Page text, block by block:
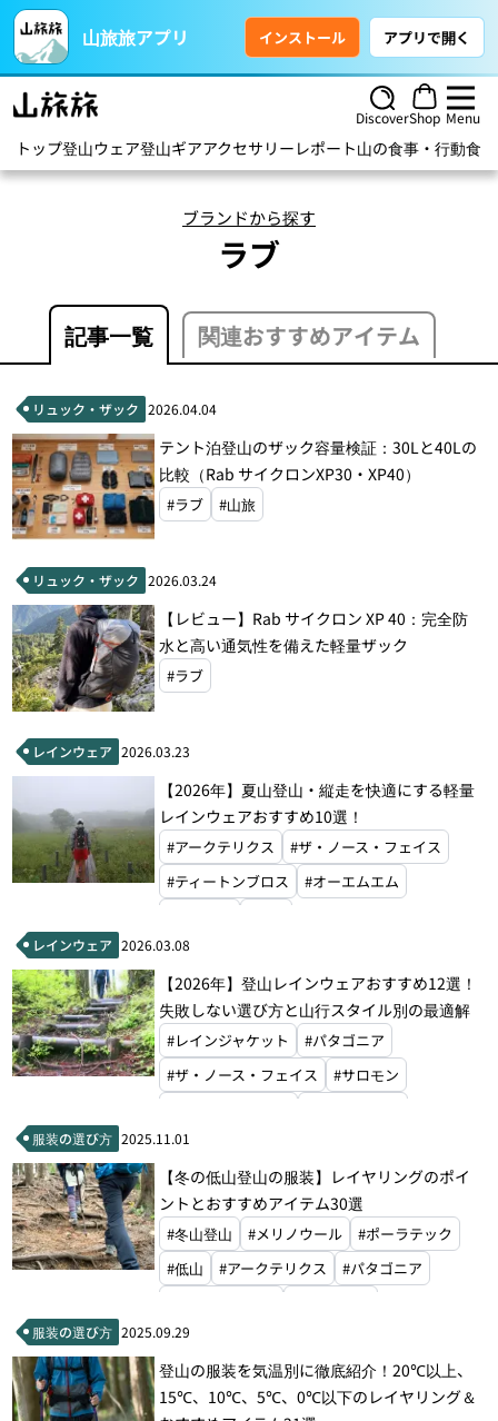
山旅旅アプリ インストール アプリで開く
DiscoverShop Menu
トップ登山ウェア登山ギアアクセサリー レポート山の食事・行動食
ブランドから探す
ラブ
記事一覧 関連おすすめアイテム
リュック・ザック 2026.04.04
テント泊登山のザック容量検証：30Lと40Lの
比較（Rab サイクロンXP30・XP40）
#ラブ #山旅
リュック・ザック 2026.03.24
【レビュー】Rab サイクロン XP 40：完全防
水と高い通気性を備えた軽量ザック
#ラブ
レインウェア 2026.03.23
【2026年】夏山登山・縦走を快適にする軽量
レインウェアおすすめ10選！
#アークテリクス
#ザ・ノース・フェイス
#ティートンブロス
#オーエムエム
レインウェア 2026.03.08
【2026年】登山レインウェアおすすめ12選！
失敗しない選び方と山行スタイル別の最適解
#レインジャケット
#パタゴニア
#ザ・ノース・フェイス
#サロモン
#モンベル
服装の選び方 2025.11.01
【冬の低山登山の服装】レイヤリングのポイ
ントとおすすめアイテム30選
#冬山登山 #メリノウール
#ポーラテック
#低山
#アークテリクス
#パタゴニア
#ザ・ノース・フェイス
#アイスブレーカー
#モンベル
#ラブ
#山旅
服装の選び方 2025.09.29
登山の服装を気温別に徹底紹介！20℃以上、
15℃、10℃、5℃、0℃以下のレイヤリング＆